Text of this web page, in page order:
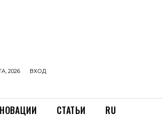
2026 ВХОД
СТАТЬИ RU